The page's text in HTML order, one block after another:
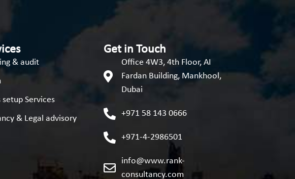
& audit
setup Services
& Legal advisory
Get in Touch
Office 4W3, 4th Floor, AI
Fardan Building, Mankhool,
Dubai
+971 58 143 0666
+971-4-2986501
info@www.rank-
consultancy.com